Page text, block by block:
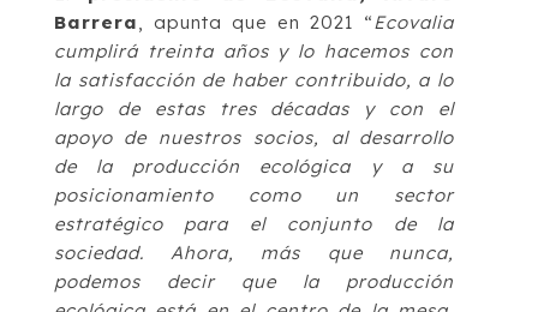
Barrera , apunta que en 2021 “ Ecovalia
cumplirá treinta años y lo hacemos con
la satisfacción de haber contribuido, a lo
largo de estas tres décadas y con el
apoyo de nuestros socios, al desarrollo
de la producción ecológica y a su
posicionamiento como un sector
estratégico para el conjunto de la
sociedad. Ahora, más que nunca,
podemos decir que la producción